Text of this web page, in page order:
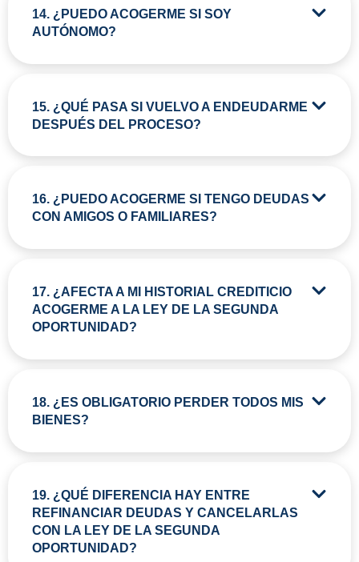
14. ¿PUEDO ACOGERME SI SOY
AUTÓNOMO?
15. ¿QUÉ PASA SI VUELVO A ENDEUDARME
DESPUÉS DEL PROCESO?
16. ¿PUEDO ACOGERME SI TENGO DEUDAS
CON AMIGOS O FAMILIARES?
17. ¿AFECTA A MI HISTORIAL CREDITICIO
ACOGERME A LA LEY DE LA SEGUNDA
OPORTUNIDAD?
18. ¿ES OBLIGATORIO PERDER TODOS MIS
BIENES?
19. ¿QUÉ DIFERENCIA HAY ENTRE
REFINANCIAR DEUDAS Y CANCELARLAS
CON LA LEY DE LA SEGUNDA
OPORTUNIDAD?